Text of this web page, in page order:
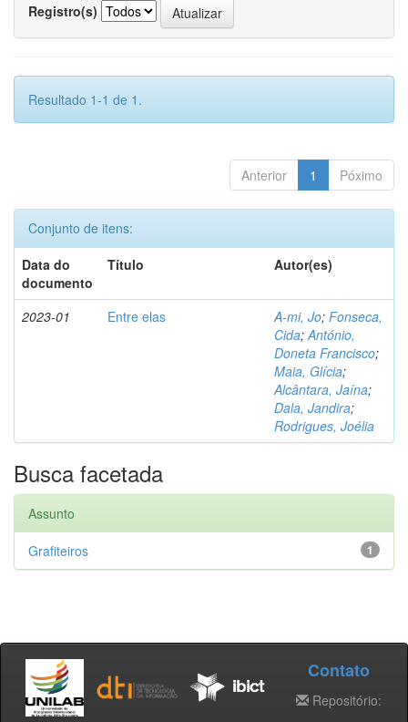
Registro(s)
Resultado 1-1 de 1.
Anterior 1 Póximo
Conjunto de itens:
Data do
documento
Título Autor(es)
2023-01 Entre elas A-mi, Jo; Fonseca,
Cida;António,
Doneta Francisco;
Maia, Glícia;
Alcântara, Jaína;
Dala, Jandira;
Rodrigues, Joélia
Busca facetada
Assunto
1
Grafiteiros
Contato
Repositório: